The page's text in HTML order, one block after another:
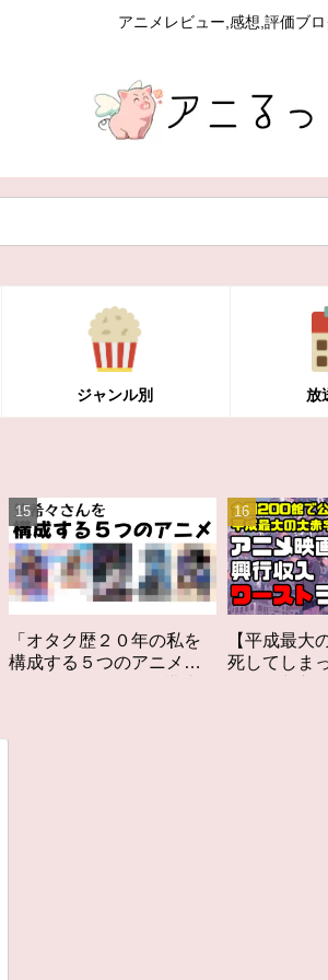
アニメレビュー,感想,評価ブ
ジャンル別 放
【平成最大の大赤字】爆
死してしまったアニメ映
作家性の
しなきス